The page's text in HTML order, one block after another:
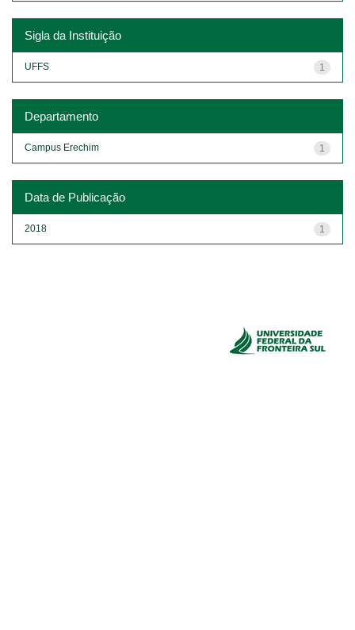
Sigla da Instituição
1
UFFS
Departamento
1
Campus Erechim
Data de Publicação
1
2018